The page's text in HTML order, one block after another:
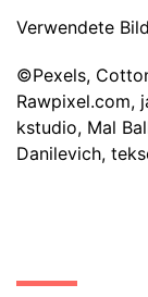
Verwendete
©Pexels,
Rawpixel.com,
kstudio, Mal
Danilevich,